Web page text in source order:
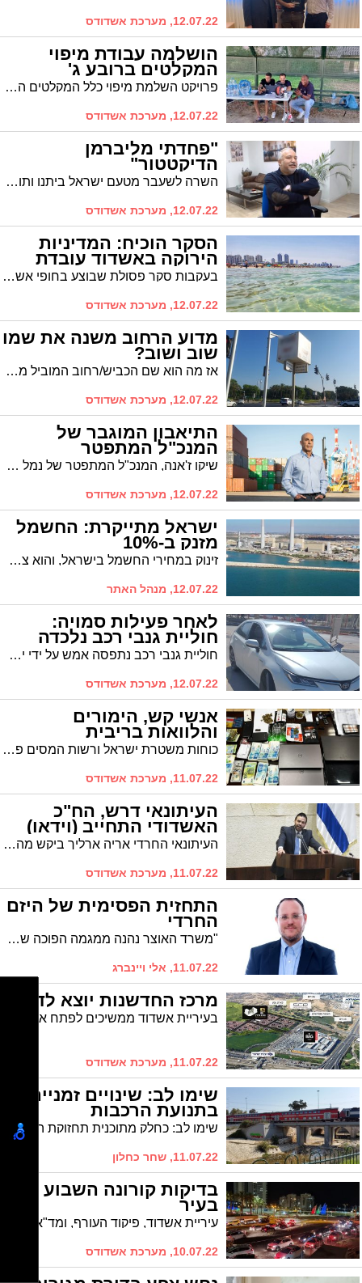
12.07.22, מערכת אשדודס
הושלמה עבודת מיפוי
המקלטים ברובע ג'
פרויקט השלמת מיפוי כלל המקלטים הפרטיים ומצבם ברובע ג' יצא לדרך. מדובר ב-270 מקלטים. עבודת המיפוי בוצעה על ידי אנשי עמותת 'עושים שכונה' ובהנחיית אנשי פיקוד העורף
12.07.22, מערכת אשדודס
"פחדתי מליברמן
הדיקטטור"
השרה לשעבר מטעם ישראל ביתנו ותושבת אשדוד סופה לנדבר שוב פותחת את הפה ותוקפת בחריפות את יו"ר מפלגתה לשעבר איווט ליברמן. "הוא שקרן; ישב גם עם הרשימה המשותפת"
12.07.22, מערכת אשדודס
הסקר הוכיח: המדיניות
הירוקה באשדוד עובדת
בעקבות סקר פסולת שבוצע בחופי אשדוד נמצא כי 64% מהפסולת בחופים הינה פלסטיק, לעומת 90% פסולת פלסטיק בחופי ישראל ו 75% בממוצע בעולם. לסרי: "המדיניות הירוקה שלנו עובדת"
12.07.22, מערכת אשדודס
מדוע הרחוב משנה את שמו
שוב ושוב?
אז מה הוא שם הכביש/רחוב המוביל משדרות מנחם בגין וכביש אס אל הרכבת? יעקבי שמעון חושף כי שמות רבים לרחוב הקטן, ממש גלגול (נ)שמות
12.07.22, מערכת אשדודס
התיאבון המוגבר של
המנכ"ל המתפטר
שיקו ז'אנה, המנכ"ל המתפטר של נמל אשדוד, דורש תשלום של פיצויי פיטורים כפולים מדירקטוריון החברה, עבור כהונה בת שנתיים ושלושה חודשים שבהם ניהל את הנמל
12.07.22, מערכת אשדודס
ישראל מתייקרת: החשמל
מזנק ב-10%
זינוק במחירי החשמל בישראל, והוא צפוי לעלות בחודש אוגוסט בכ-10 אחוזים. הזינוק במחירי החשמל צפוי להביא לגל התייקרויות במשק בתחומים נוספים והצפי הוא לעלייה משמעותית גם במחירי המים
12.07.22, מנהל האתר
לאחר פעילות סמויה:
חוליית גנבי רכב נלכדה
חוליית גנבי רכב נתפסה אמש על ידי ימ״ר לכיש על חם, בתום שבועיים של פעילות סמויה. החוליה, שהתמחתה בגניבת רכבי טויוטה, פעלה על פי החשד גם באשדוד
12.07.22, מערכת אשדודס
אנשי קש, הימורים
והלוואות בריבית
כוחות משטרת ישראל ורשות המסים פשטו היום על בתיהם ועסקיהם של חשודים המחזיקים ברשותם רכוש, כספים ונכסים ששווים המצטבר נאמד במעל 10 מיליון שקל שעל פי החשד מקורם בעבירות כלכליות של השמטת הכנסות והלבנת הון
11.07.22, מערכת אשדודס
העיתונאי דרש, הח"כ
האשדודי התחייב (וידאו)
העיתונאי החרדי אריה ארליך ביקש מהח"כ האשדודי ינון אזולאי לקבל את תוכניתיו לכנסת הבאה. אזולאי: "אדרוש ואפעל לגבי מס החד פעמי לבטל אותו"
11.07.22, מערכת אשדודס
התחזית הפסימית של היזם
החרדי
"משרד האוצר נהנה ממגמה הפוכה של עליות מחירים", קובע היזם האשדודי. מנכ״ל ארגון הקבלנים באשדוד מזהיר מעלייה של 100 אלף ש״ח במחירי דירות חדשות בפרויקטי תמ״א 38 בעיר
11.07.22, אלי ויינברג
מרכז החדשנות יוצא לדרך
11.07.22, מערכת אשדודס
שימו לב: שינויים זמניים
בתנועת הרכבות
11.07.22, שחר כחלון
בדיקות קורונה השבוע
בעיר
10.07.22, מערכת אשדודס